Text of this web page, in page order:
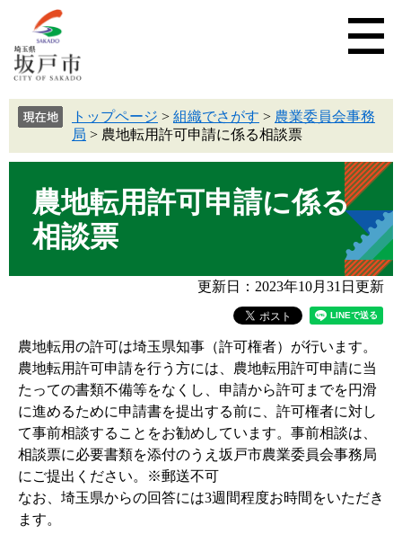
トップページ > 組織でさがす > 農業委員会事務
局 > 農地転用許可申請に係る相談票
農地転用許可申請に係る
相談票
更新日：2023年10月31日更新
農地転用の許可は埼玉県知事（許可権者）が行います。
農地転用許可申請を行う方には、農地転用許可申請に当
たっての書類不備等をなくし、申請から許可までを円滑
に進めるために申請書を提出する前に、許可権者に対し
て事前相談することをお勧めしています。事前相談は、
相談票に必要書類を添付のうえ坂戸市農業委員会事務局
にご提出ください。※郵送不可
なお、埼玉県からの回答には3週間程度お時間をいただき
ます。